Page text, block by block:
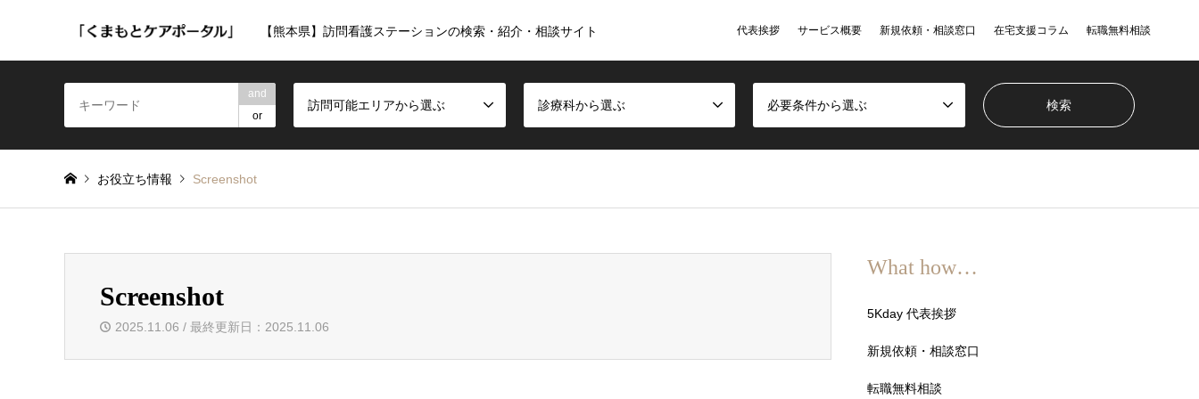
【熊本県】訪問看護ステーションの検索・紹介・相談サイト 代表挨拶 サービス概要 新規依頼・相談窓口 在宅支援コラム 転職無料相談
and
or
訪問可能エリアから選ぶ 診療科から選ぶ 必要条件から選ぶ
お役立ち情報 Screenshot
Screenshot
2025.11.06 / 最終更新日：2025.11.06
What how…
5Kday 代表挨拶
新規依頼・相談窓口
転職無料相談